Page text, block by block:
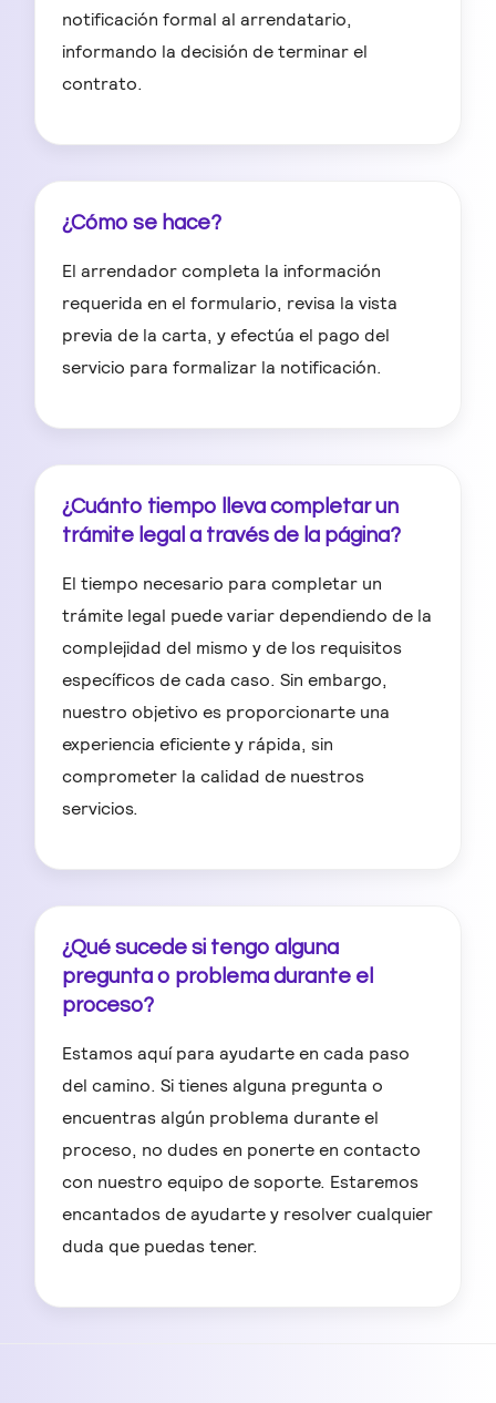
notificación formal al arrendatario,
informando la decisión de terminar el
contrato.
¿Cómo se hace?
El arrendador completa la información
requerida en el formulario, revisa la vista
previa de la carta, y efectúa el pago del
servicio para formalizar la notificación.
¿Cuánto tiempo lleva completar un
trámite legal a través de la página?
El tiempo necesario para completar un
trámite legal puede variar dependiendo de la
complejidad del mismo y de los requisitos
específicos de cada caso. Sin embargo,
nuestro objetivo es proporcionarte una
experiencia eficiente y rápida, sin
comprometer la calidad de nuestros
servicios.
¿Qué sucede si tengo alguna
pregunta o problema durante el
proceso?
Estamos aquí para ayudarte en cada paso
del camino. Si tienes alguna pregunta o
encuentras algún problema durante el
proceso, no dudes en ponerte en contacto
con nuestro equipo de soporte. Estaremos
encantados de ayudarte y resolver cualquier
duda que puedas tener.